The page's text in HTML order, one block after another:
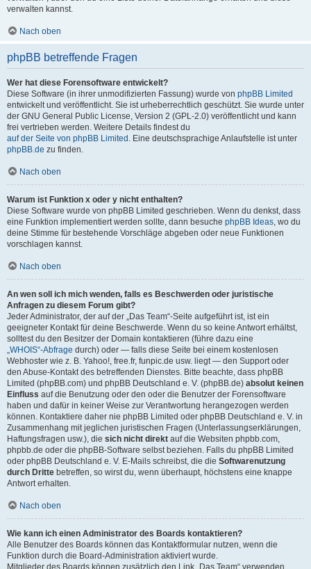
verwalten kannst.
Nach oben
phpBB betreffende Fragen
Wer hat diese Forensoftware entwickelt?
Diese Software (in ihrer unmodifizierten Fassung) wurde von phpBB Limited
entwickelt und veröffentlicht. Sie ist urheberrechtlich geschützt. Sie wurde unter
der GNU General Public License, Version 2 (GPL-2.0) veröffentlicht und kann
frei vertrieben werden. Weitere Details findest du
auf der Seite von phpBB Limited . Eine deutschsprachige Anlaufstelle ist unter
phpBB.de zu finden.
Nach oben
Warum ist Funktion x oder y nicht enthalten?
Diese Software wurde von phpBB Limited geschrieben. Wenn du denkst, dass
eine Funktion implementiert werden sollte, dann besuche phpBB Ideas, wo du
deine Stimme für bestehende Vorschläge abgeben oder neue Funktionen
vorschlagen kannst.
Nach oben
An wen soll ich mich wenden, falls es Beschwerden oder juristische
Anfragen zu diesem Forum gibt?
Jeder Administrator, der auf der „Das Team“-Seite aufgeführt ist, ist ein
geeigneter Kontakt für deine Beschwerde. Wenn du so keine Antwort erhältst,
solltest du den Besitzer der Domain kontaktieren (führe dazu eine
„WHOIS“-Abfrage durch) oder — falls diese Seite bei einem kostenlosen
Webhoster wie z. B. Yahoo!, free.fr, funpic.de usw. liegt — den Support oder
den Abuse-Kontakt des betreffenden Dienstes. Bitte beachte, dass phpBB
Limited (phpBB.com) und phpBB Deutschland e. V. (phpBB.de) absolut keinen
Einfluss auf die Benutzung oder den oder die Benutzer der Forensoftware
haben und dafür in keiner Weise zur Verantwortung herangezogen werden
können. Kontaktiere daher nie phpBB Limited oder phpBB Deutschland e. V. in
Zusammenhang mit jeglichen juristischen Fragen (Unterlassungserklärungen,
Haftungsfragen usw.), die sich nicht direkt auf die Websiten phpbb.com,
phpbb.de oder die phpBB-Software selbst beziehen. Falls du phpBB Limited
oder phpBB Deutschland e. V. E-Mails schreibst, die die Softwarenutzung
durch Dritte betreffen, so wirst du, wenn überhaupt, höchstens eine knappe
Antwort erhalten.
Nach oben
Wie kann ich einen Administrator des Boards kontaktieren?
Alle Benutzer des Boards können das Kontaktformular nutzen, wenn die
Funktion durch die Board-Administration aktiviert wurde.
Mitglieder des Boards können zusätzlich den Link „Das Team“ verwenden.